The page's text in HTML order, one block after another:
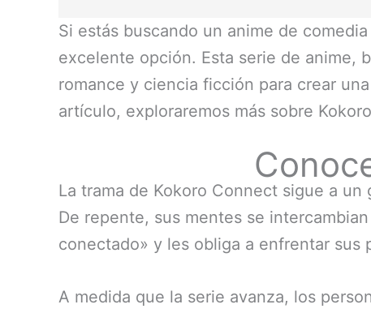
Si estás buscando un anime de
excelente opción. Esta serie de anime,
romance y ciencia ficción para crear
artículo, exploraremos más sobre
La trama de Kokoro Connect sigue a
De repente, sus mentes se
conectado» y les obliga a enfrentar sus
A medida que la serie avanza, los